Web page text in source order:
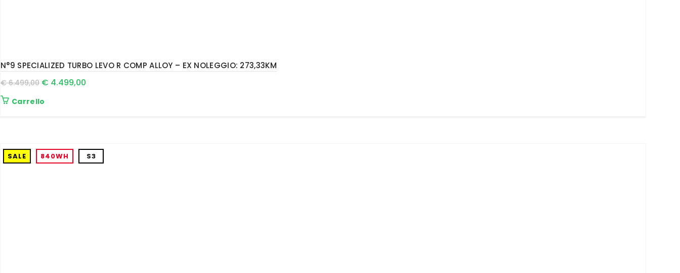
N°9 SPECIALIZED TURBO LEVO R COMP ALLOY – EX NOLEGGIO: 273,33KM
€6.499,00 € 4.499,00
Carrello
SALE 840WH S3